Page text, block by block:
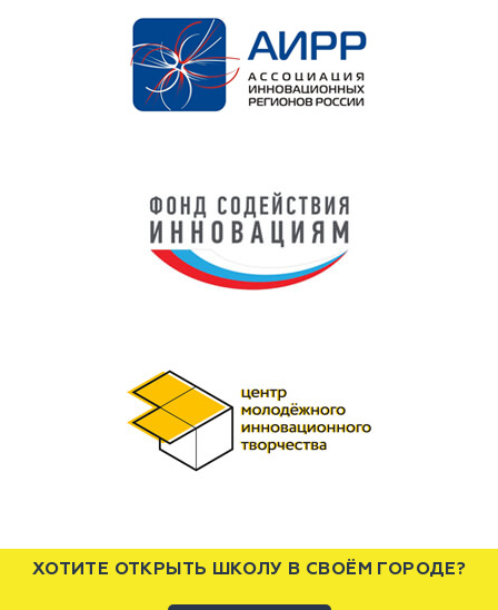
ХОТИТЕ ОТКРЫТЬ ШКОЛУ В СВОЁМ ГОРОДЕ?